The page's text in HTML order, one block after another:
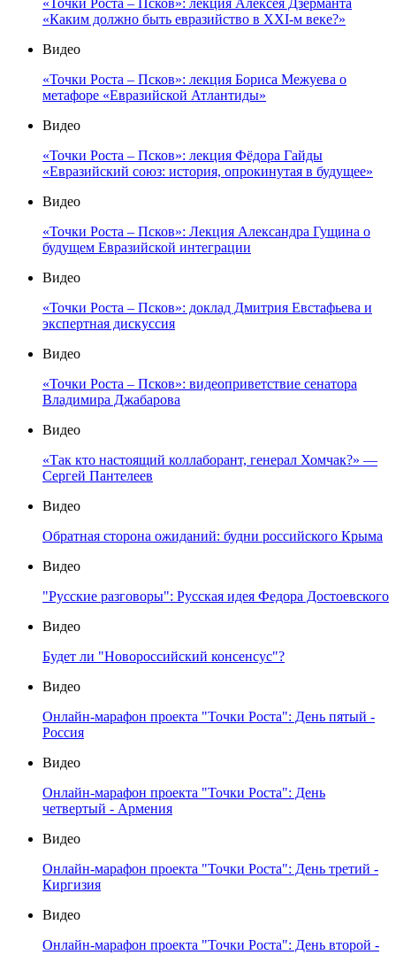
«Точки Роста – Псков»: лекция Алексея Дзерманта
«Каким должно быть евразийство в XXI-м веке?»
Видео
«Точки Роста – Псков»: лекция Бориса Межуева о
метафоре «Евразийской Атлантиды»
Видео
«Точки Роста – Псков»: лекция Фёдора Гайды
«Евразийский союз: история, опрокинутая в будущее»
Видео
«Точки Роста – Псков»: Лекция Александра Гущина о
будущем Евразийской интеграции
Видео
«Точки Роста – Псков»: доклад Дмитрия Евстафьева и
экспертная дискуссия
Видео
«Точки Роста – Псков»: видеоприветствие сенатора
Владимира Джабарова
Видео
«Так кто настоящий коллаборант, генерал Хомчак?» —
Сергей Пантелеев
Видео
Обратная сторона ожиданий: будни российского Крыма
Видео
"Русские разговоры": Русская идея Федора Достоевского
Видео
Будет ли "Новороссийский консенсус"?
Видео
Онлайн-марафон проекта "Точки Роста": День пятый -
Россия
Видео
Онлайн-марафон проекта "Точки Роста": День
четвертый - Армения
Видео
Онлайн-марафон проекта "Точки Роста": День третий -
Киргизия
Видео
Онлайн-марафон проекта "Точки Роста": День второй -